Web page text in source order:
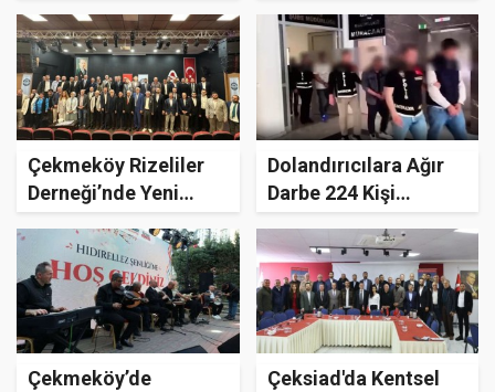
Çekmeköy Rizeliler
Derneği’nde Yeni
Dönem Başladı
Dolandırıcılara Ağır
Darbe 224 Kişi
Yakalandı
Çekmeköy’de
Çeksiad'da Kentsel